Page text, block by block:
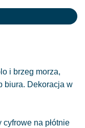
i brzeg morza,
biura. Dekoracja w
na płótnie